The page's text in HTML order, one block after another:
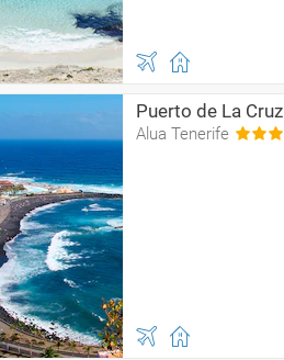
Puerto de La Cruz
Alua Tenerife